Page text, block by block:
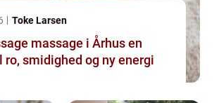
Toke Larsen
massage i Århus en
ro, smidighed og ny energi